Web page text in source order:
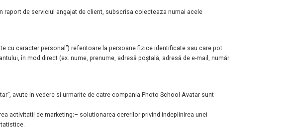
raport de serviciul angajat de client, subscrisa colecteaza numai acele
cu caracter personal”) referitoare la persoane fizice identificate sau care pot
în mod direct (ex. nume, prenume, adresă poștală, adresă de e-mail, număr
avute in vedere si urmarite de catre compania Photo School Avatar sunt
activitatii de marketing;– solutionarea cererilor privind indeplinirea unei